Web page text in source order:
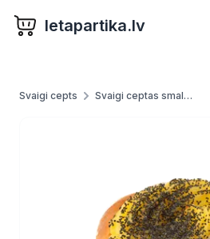
letapartika.lv
Svaigi cepts Svaigi ceptas smalkmaizītes